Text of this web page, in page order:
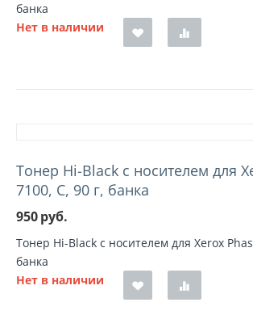
банка
Нет в наличии
Тонер Hi-Black с носителем для
7100, C, 90 г, банка
950руб.
Тонер Hi-Black с носителем для Xerox
банка
Нет в наличии